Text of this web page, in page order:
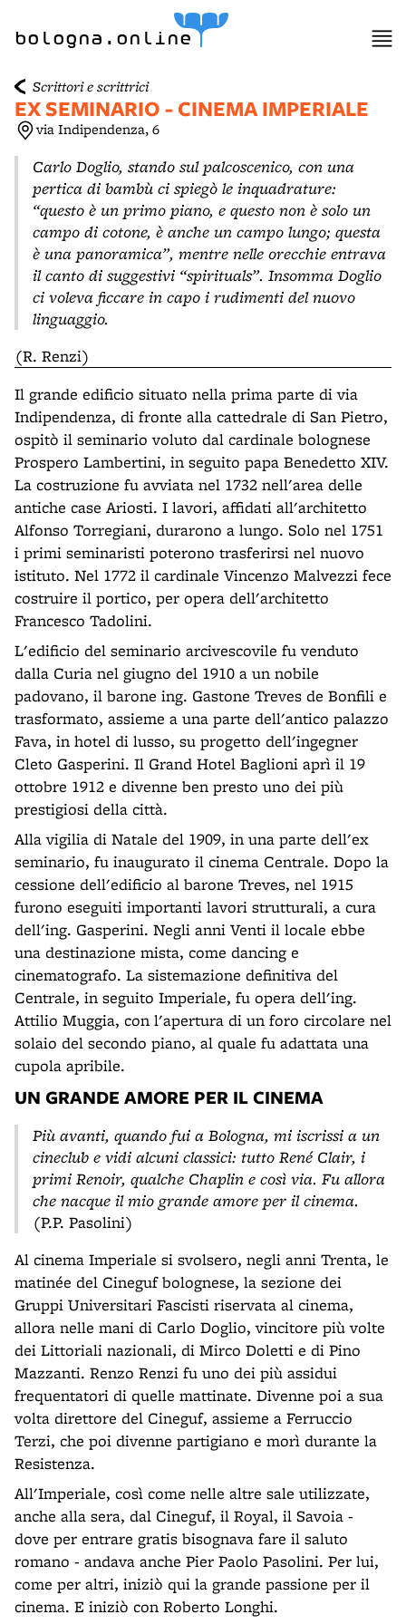
bologna.online
Scrittori e scrittrici
EX SEMINARIO - CINEMA IMPERIALE
via Indipendenza, 6
Carlo Doglio, stando sul palcoscenico, con una
pertica di bambù ci spiegò le inquadrature:
“questo è un primo piano, e questo non è solo un
campo di cotone, è anche un campo lungo; questa
è una panoramica”, mentre nelle orecchie entrava
il canto di suggestivi “spirituals”. Insomma Doglio
ci voleva ficcare in capo i rudimenti del nuovo
linguaggio.
(R. Renzi)
Il grande edificio situato nella prima parte di via
Indipendenza, di fronte alla cattedrale di San Pietro,
ospitò il seminario voluto dal cardinale bolognese
Prospero Lambertini, in seguito papa Benedetto XIV.
La costruzione fu avviata nel 1732 nell'area delle
antiche case Ariosti. I lavori, affidati all'architetto
Alfonso Torregiani, durarono a lungo. Solo nel 1751
i primi seminaristi poterono trasferirsi nel nuovo
istituto. Nel 1772 il cardinale Vincenzo Malvezzi fece
costruire il portico, per opera dell'architetto
Francesco Tadolini.
L'edificio del seminario arcivescovile fu venduto
dalla Curia nel giugno del 1910 a un nobile
padovano, il barone ing. Gastone Treves de Bonfili e
trasformato, assieme a una parte dell'antico palazzo
Fava, in hotel di lusso, su progetto dell'ingegner
Cleto Gasperini. Il Grand Hotel Baglioni aprì il 19
ottobre 1912 e divenne ben presto uno dei più
prestigiosi della città.
Alla vigilia di Natale del 1909, in una parte dell'ex
seminario, fu inaugurato il cinema Centrale. Dopo la
cessione dell'edificio al barone Treves, nel 1915
furono eseguiti importanti lavori strutturali, a cura
dell'ing. Gasperini. Negli anni Venti il locale ebbe
una destinazione mista, come dancing e
cinematografo. La sistemazione definitiva del
Centrale, in seguito Imperiale, fu opera dell'ing.
Attilio Muggia, con l'apertura di un foro circolare nel
solaio del secondo piano, al quale fu adattata una
cupola apribile.
UN GRANDE AMORE PER IL CINEMA
Più avanti, quando fui a Bologna, mi iscrissi a un
cineclub e vidi alcuni classici: tutto René Clair, i
primi Renoir, qualche Chaplin e così via. Fu allora
che nacque il mio grande amore per il cinema.
(P.P. Pasolini)
Al cinema Imperiale si svolsero, negli anni Trenta, le
matinée del Cineguf bolognese, la sezione dei
Gruppi Universitari Fascisti riservata al cinema,
allora nelle mani di Carlo Doglio, vincitore più volte
dei Littoriali nazionali, di Mirco Doletti e di Pino
Mazzanti. Renzo Renzi fu uno dei più assidui
frequentatori di quelle mattinate. Divenne poi a sua
volta direttore del Cineguf, assieme a Ferruccio
Terzi, che poi divenne partigiano e morì durante la
Resistenza.
All'Imperiale, così come nelle altre sale utilizzate,
anche alla sera, dal Cineguf, il Royal, il Savoia -
dove per entrare gratis bisognava fare il saluto
romano - andava anche Pier Paolo Pasolini. Per lui,
come per altri, iniziò qui la grande passione per il
cinema. E iniziò con Roberto Longhi.